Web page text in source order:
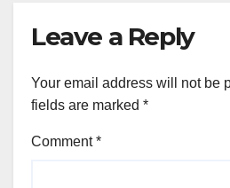
Leave a Reply
Your email address will not be
fields are marked *
Comment*